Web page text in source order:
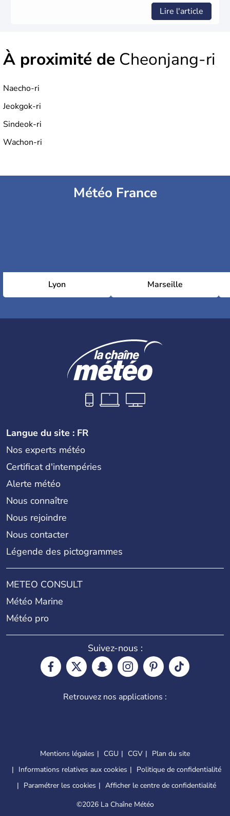
Lire l'article
À proximité de Cheonjang-ri
Naecho-ri
Jeokgok-ri
Sindeok-ri
Wachon-ri
Météo France
Lyon Marseille
Langue du site : FR
Nos experts météo
Certificat d'intempéries
Alerte météo
Nous connaître
Nous rejoindre
Nous contacter
Légende des pictogrammes
METEO CONSULT
Météo Marine
Météo pro
Suivez-nous :
Retrouvez nos applications :
Mentions légales CGU CGV
Plan du site
Informations relatives aux cookies
Politique de confidentialité
Paramétrer les cookies
Afficher le centre de confidentialité
©2026 La Chaîne Météo